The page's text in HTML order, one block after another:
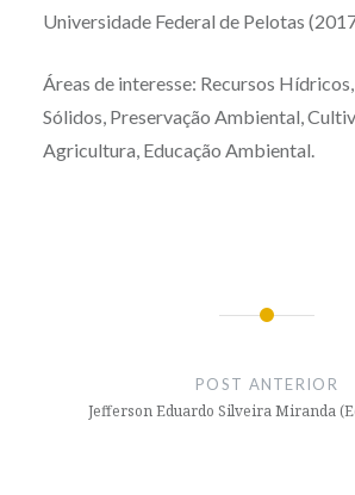
Universidade Federal de Pelotas
Áreas de interesse: Recursos
Sólidos, Preservação Ambiental,
Agricultura, Educação Ambiental.
POST ANTERIOR
Jefferson Eduardo Silveira Miranda